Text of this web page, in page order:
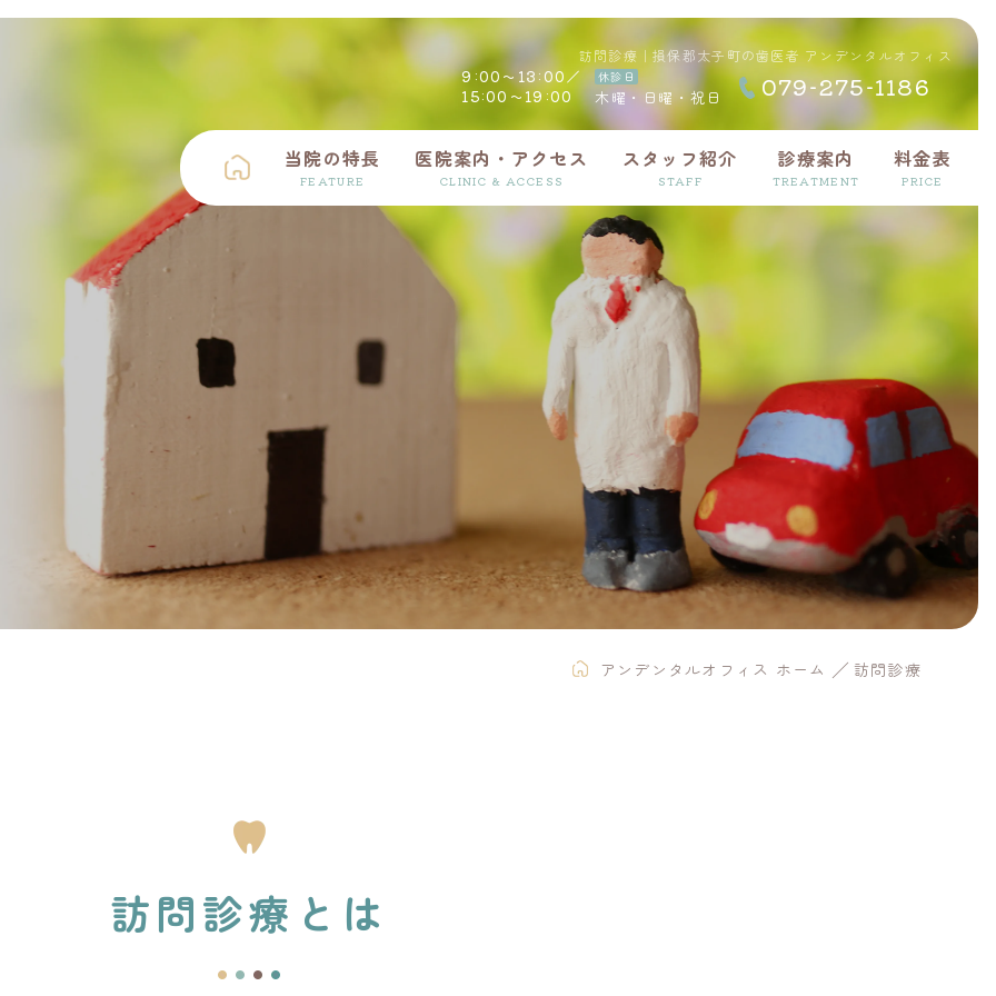
訪問診療｜損保郡太子町の歯医者 アンデンタルオフィス
9:00～13:00／
15:00～19:00
休診日
木曜・日曜・祝日 079-275-1186
当院の特長
FEATURE
医院案内・アクセス
CLINIC & ACCESS
スタッフ紹介
STAFF
診療案内
TREATMENT
矯正歯科
小児歯科
インプラント
予防・メンテナンス
スペシャルニーズ歯科
摂食・嚥下障害
歯科恐怖症
料金表
PRICE
アンデンタルオフィス ホーム 訪問診療
訪問診療とは